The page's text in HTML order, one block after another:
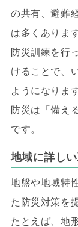
の共有、避難
は多くあります
防災訓練を行
けることで、
ようになります
防災は「備え
です。
地域に詳し
地盤や地域特
た防災対策を
たとえば、地